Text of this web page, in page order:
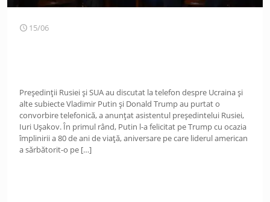
15/06
Președinții Rusiei și SUA au discutat la telefon despre Ucraina și
alte subiecte Vladimir Putin și Donald Trump au purtat o
convorbire telefonică, a anunțat asistentul președintelui Rusiei,
Iuri Ușakov. În primul rând, Putin l-a felicitat pe Trump cu ocazia
împlinirii a 80 de ani de viață, aniversare pe care liderul american
a sărbătorit-o pe […]